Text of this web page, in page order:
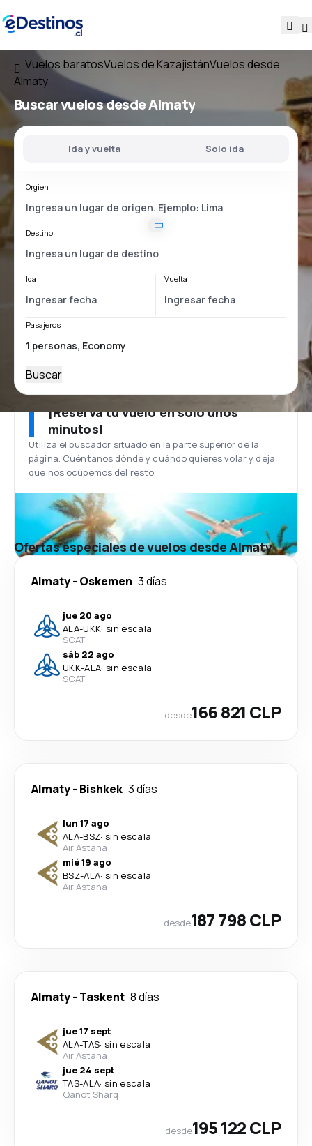
Vuelos baratosVuelos de KazajistánVuelos desde
Almaty
Buscar vuelosdesde Almaty
Ida y vuelta Solo ida
Orgien
Destino
Ida Vuelta
Pasajeros
Buscar
¡Reserva tu vuelo en solo unos
minutos!
Utiliza el buscador situado en la parte superior de la
página. Cuéntanos dónde y cuándo quieres volar y deja
que nos ocupemos del resto.
Ofertas especiales de vuelos desde Almaty
Almaty- Oskemen 3 días
jue 20 ago
ALA-UKK· sin escala
SCAT
sáb 22 ago
UKK-ALA· sin escala
SCAT
desde166 821 CLP
Almaty- Bishkek 3 días
lun 17 ago
ALA-BSZ· sin escala
Air Astana
mié 19 ago
BSZ-ALA· sin escala
Air Astana
desde187 798 CLP
Almaty- Taskent 8 días
jue 17 sept
ALA-TAS· sin escala
Air Astana
jue 24 sept
TAS-ALA· sin escala
Qanot Sharq
desde195 122 CLP